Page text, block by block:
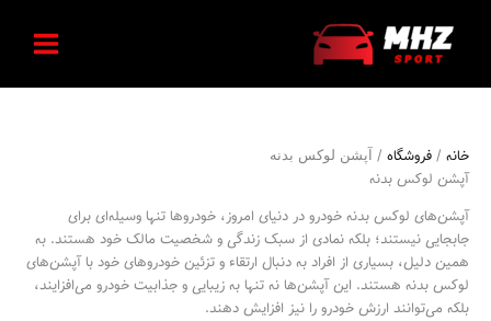
خانه / فروشگاه / آپشن لوکس بدنه
آپشن لوکس بدنه
آپشن‌های لوکس بدنه خودرو در دنیای امروز، خودروها تنها وسیله‌ای برای
جابجایی نیستند؛ بلکه نمادی از سبک زندگی و شخصیت مالک خود هستند. به
همین دلیل، بسیاری از افراد به دنبال ارتقاء و تزئین خودروهای خود با آپشن‌های
لوکس بدنه هستند. این آپشن‌ها نه تنها به زیبایی و جذابیت خودرو می‌افزایند،
بلکه می‌توانند ارزش خودرو را نیز افزایش دهند.